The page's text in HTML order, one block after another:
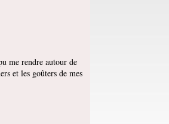
me rendre autour de
et les goûters de mes